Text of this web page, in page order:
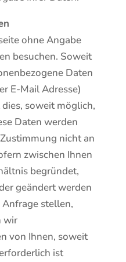
ohne Angabe
besuchen. Soweit
Daten
E-Mail Adresse)
soweit möglich,
Daten werden
nicht an
zwischen Ihnen
begründet,
geändert werden
stellen,
wir
von Ihnen, soweit
ist